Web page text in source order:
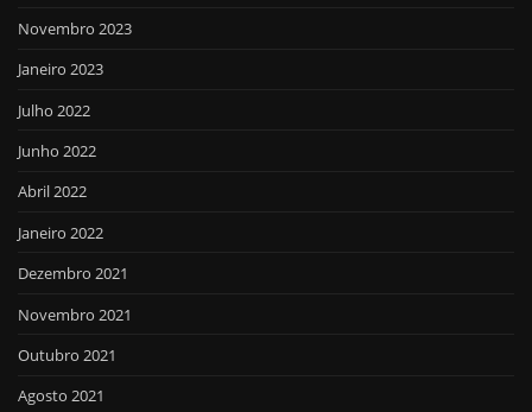
Novembro 2023
Janeiro 2023
Julho 2022
Junho 2022
Abril 2022
Janeiro 2022
Dezembro 2021
Novembro 2021
Outubro 2021
Agosto 2021